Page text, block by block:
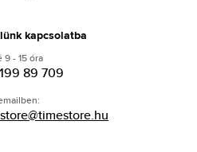
kapcsolatba
9 - 15 óra
199 89 709